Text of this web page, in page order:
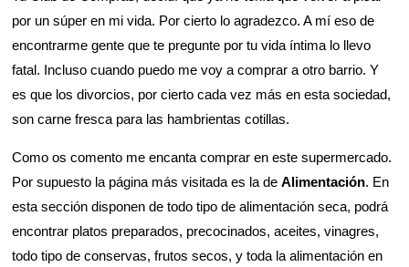
por un súper en mi vida. Por cierto lo agradezco. A mí eso de
encontrarme gente que te pregunte por tu vida íntima lo llevo
fatal. Incluso cuando puedo me voy a comprar a otro barrio. Y
es que los divorcios, por cierto cada vez más en esta sociedad,
son carne fresca para las hambrientas cotillas.
Como os comento me encanta comprar en este supermercado.
Por supuesto la página más visitada es la deAlimentación. En
esta sección disponen de todo tipo de alimentación seca, podrá
encontrar platos preparados, precocinados, aceites, vinagres,
todo tipo de conservas, frutos secos, y toda la alimentación en